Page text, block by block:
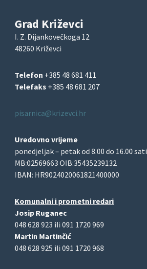
Grad Križevci
I. Z. Dijankovečkoga 12
48260 Križevci
Telefon +385 48 681 411
Telefaks +385 48 681 207
pisarnica@krizevci.hr
Uredovno vrijeme
ponedjeljak – petak od 8.00 do 16.00 sati
MB:02569663 OIB:35435239132
IBAN: HR9024020061821400000
Komunalni i prometni redari
Josip Ruganec
048 628 923 ili 091 1720 969
Martin Martinčić
048 628 925 ili 091 1720 968